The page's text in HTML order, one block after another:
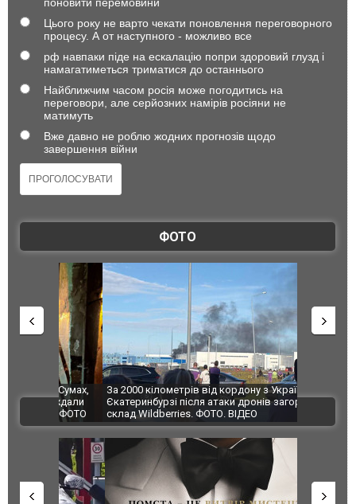
поновити перемовини
Цього року не варто чекати поновлення переговорного
процесу. А от наступного - можливо все
рф навпаки піде на ескалацію попри здоровий глузд і
намагатиметься триматися до останнього
Найближчим часом росія може погодитись на
переговори, але серйозних намірів росіяни не
матимуть
Вже давно не роблю жодних прогнозів щодо
завершення війни
ФОТО
За 2000 кілометрів від кордону з Україною: в
Єкатеринбурзі після атаки дронів загорівся
склад Wildberries. ФОТО. ВІДЕО
"Мої
ВІДЕО